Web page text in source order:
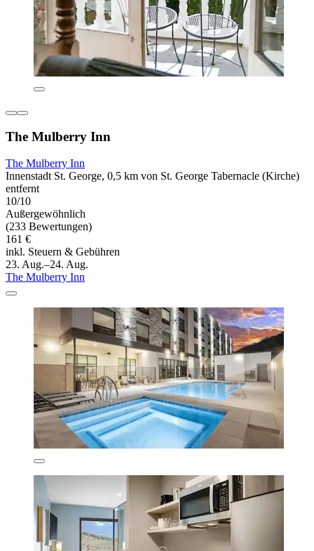
The Mulberry Inn
The Mulberry Inn
Innenstadt St. George, 0,5 km von St. George Tabernacle (Kirche)
entfernt
10/10
Außergewöhnlich
(233 Bewertungen)
161 €
inkl. Steuern & Gebühren
23. Aug.–24. Aug.
The Mulberry Inn